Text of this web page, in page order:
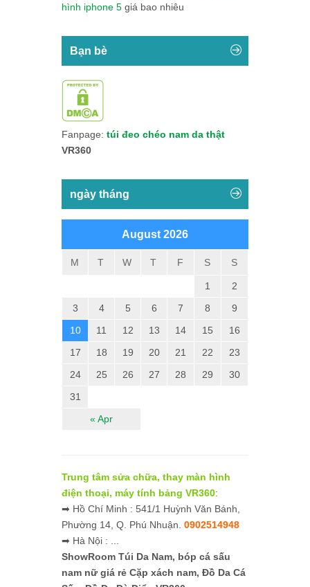
hình iphone 5 giá bao nhiêu
Bạn bè
Fanpage: túi đeo chéo nam da thật
VR360
ngày tháng
August 2026
M T W T F S S
« Apr
1
2
3
4 5 6 7 8
9
10
11 12 13 14 15
16
17
18 19 20 21 22
23
24
25 26 27 28 29
30
31
Trung tâm sửa chữa, thay màn hình
điện thoại, máy tính bảng VR360:
➡ Hồ Chí Minh : 541/1 Huỳnh Văn Bánh,
Phường 14, Q. Phú Nhuận. 0902514948
➡ Hà Nội : ...
ShowRoom Túi Da Nam, bóp cá sấu
nam nữ giá rẻ Cặp xách nam, Đồ Da Cá